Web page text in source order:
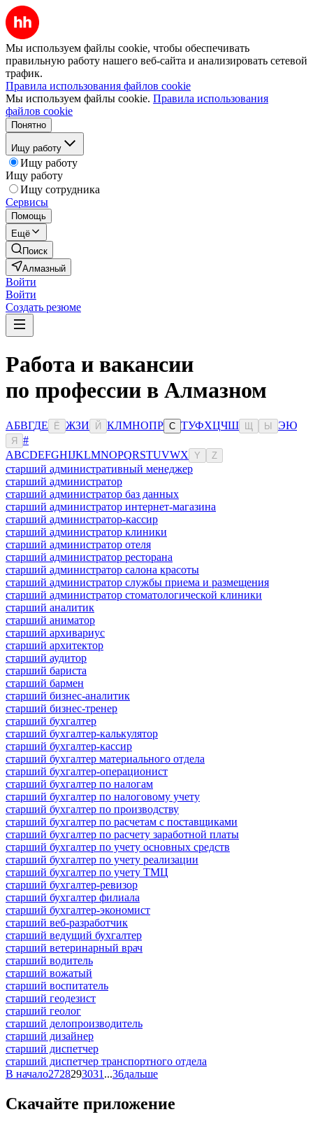
Мы используем файлы cookie, чтобы обеспечивать
правильную работу нашего веб-сайта и анализировать сетевой
трафик.
Правила использования файлов cookie
Мы используем файлы cookie. Правила использования
файлов cookie
Понятно
Ищу работу
Ищу работу
Ищу работу
Ищу сотрудника
Сервисы
Помощь
Ещё
Поиск
Алмазный
Войти
Войти
Создать резюме
Работа и вакансии
по профессии в Алмазном
АБВГДЕ Ё ЖЗИ Й КЛМНОПР С ТУФХЦЧШ Ы ЭЮ
Я
#
ABCDEFGHIJKLMNOPQRSTUVWX Y Z
старший административный менеджер
старший администратор
старший администратор баз данных
старший администратор интернет-магазина
старший администратор-кассир
старший администратор клиники
старший администратор отеля
старший администратор ресторана
старший администратор салона красоты
старший администратор службы приема и размещения
старший администратор стоматологической клиники
старший аналитик
старший аниматор
старший архивариус
старший архитектор
старший аудитор
старший бариста
старший бармен
старший бизнес-аналитик
старший бизнес-тренер
старший бухгалтер
старший бухгалтер-калькулятор
старший бухгалтер-кассир
старший бухгалтер материального отдела
старший бухгалтер-операционист
старший бухгалтер по налогам
старший бухгалтер по налоговому учету
старший бухгалтер по производству
старший бухгалтер по расчетам с поставщиками
старший бухгалтер по расчету заработной платы
старший бухгалтер по учету основных средств
старший бухгалтер по учету реализации
старший бухгалтер по учету ТМЦ
старший бухгалтер-ревизор
старший бухгалтер филиала
старший бухгалтер-экономист
старший веб-разработчик
старший ведущий бухгалтер
старший ветеринарный врач
старший водитель
старший вожатый
старший воспитатель
старший геодезист
старший геолог
старший делопроизводитель
старший дизайнер
старший диспетчер
старший диспетчер транспортного отдела
В начало2728293031 ...36дальше
Скачайте приложение